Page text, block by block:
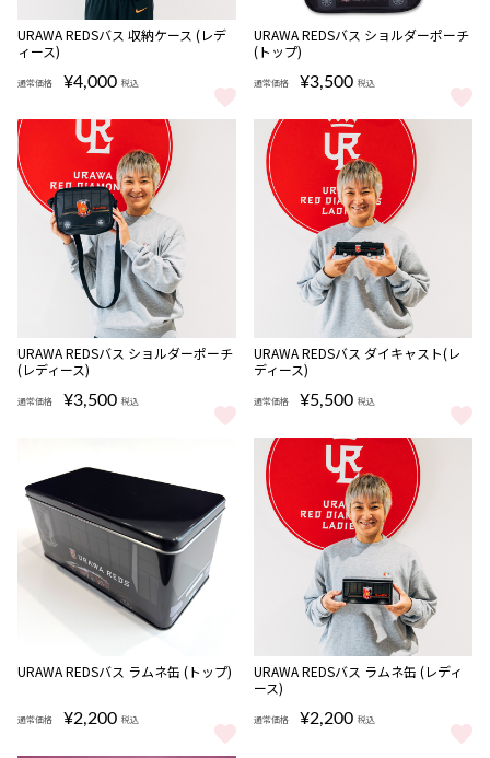
URAWA REDSバス 収納ケース (レデ
ィース)
通常価格 ¥4,000 税込
URAWA REDSバス 収納ケース (レディース) をもっと見る
URAWA REDSバス ショルダーポーチ
(トップ)
通常価格 ¥3,500 税込
URAWA REDSバス ショルダー
URAWA REDSバス ショルダーポーチ
(レディース)
通常価格 ¥3,500 税込
URAWA REDSバス ショルダーポーチ (レディース) をもっと見る
URAWA REDSバス ダイキャスト(レ
ディース)
通常価格 ¥5,500 税込
URAWA REDSバス ダイキャス
URAWA REDSバス ラムネ缶 (トップ)
通常価格 ¥2,200 税込
URAWA REDSバス ラムネ缶 (トップ) をもっと見る
URAWA REDSバス ラムネ缶 (レディ
ース)
通常価格 ¥2,200 税込
URAWA REDSバス ラムネ缶 (レ